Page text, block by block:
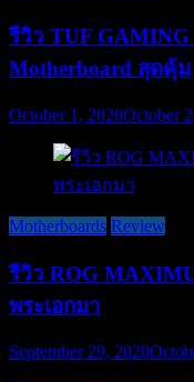
รีวิว TUF
Motherboard สุดคุ้ม
October 1, 2020October
Motherboards Review
รีวิว ROG
พระเอกมา
September 29, 2020